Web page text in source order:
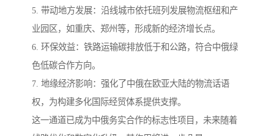
5. 带动地方发展：沿线城市依托班列发展物流枢纽和产
业园区，如重庆、郑州等，形成新的经济增长点。
6. 环保效益：铁路运输碳排放低于和公路，符合中俄绿
色低碳合作方向。
7. 地缘经济影响：强化了中俄在欧亚大陆的物流话语
权，为构建多化国际经贸体系提供支撑。
这一通道已成为中俄务实合作的标志性项目，未来随着